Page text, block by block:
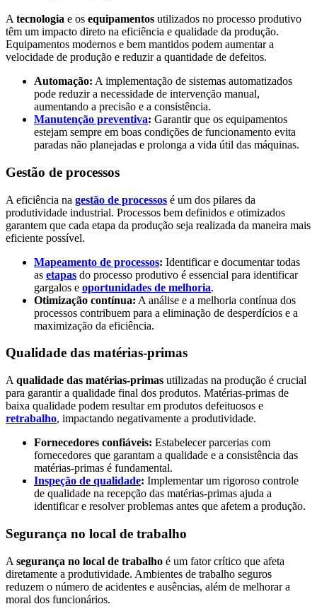
A tecnologia e os equipamentos utilizados no processo produtivo
têm um impacto direto na eficiência e qualidade da produção.
Equipamentos modernos e bem mantidos podem aumentar a
velocidade de produção e reduzir a quantidade de defeitos.
Automação: A implementação de sistemas automatizados
pode reduzir a necessidade de intervenção manual,
aumentando a precisão e a consistência.
Manutenção preventiva: Garantir que os equipamentos
estejam sempre em boas condições de funcionamento evita
paradas não planejadas e prolonga a vida útil das máquinas.
Gestão de processos
A eficiência na gestão de processos é um dos pilares da
produtividade industrial. Processos bem definidos e otimizados
garantem que cada etapa da produção seja realizada da maneira mais
eficiente possível.
Mapeamento de processos: Identificar e documentar todas
as etapas do processo produtivo é essencial para identificar
gargalos e oportunidades de melhoria.
Otimização contínua: A análise e a melhoria contínua dos
processos contribuem para a eliminação de desperdícios e a
maximização da eficiência.
Qualidade das matérias-primas
A qualidade das matérias-primas utilizadas na produção é crucial
para garantir a qualidade final dos produtos. Matérias-primas de
baixa qualidade podem resultar em produtos defeituosos e
retrabalho, impactando negativamente a produtividade.
Fornecedores confiáveis: Estabelecer parcerias com
fornecedores que garantam a qualidade e a consistência das
matérias-primas é fundamental.
Inspeção de qualidade: Implementar um rigoroso controle
de qualidade na recepção das matérias-primas ajuda a
identificar e resolver problemas antes que afetem a produção.
Segurança no local de trabalho
A segurança no local de trabalho é um fator crítico que afeta
diretamente a produtividade. Ambientes de trabalho seguros
reduzem o número de acidentes e ausências, além de melhorar a
moral dos funcionários.